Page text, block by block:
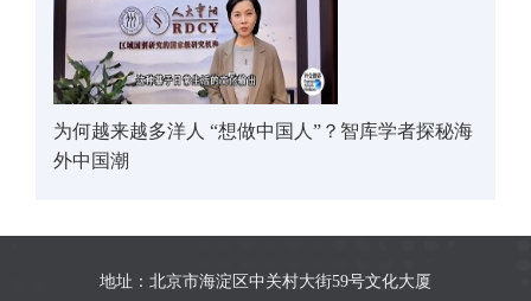
为何越来越多洋人 “想做中国人”？智库学者探秘海
外中国潮
地址：北京市海淀区中关村大街59号文化大厦